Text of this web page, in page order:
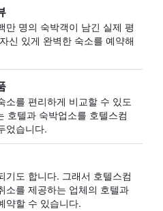
만 명의 숙박객이 남긴 실제 평
신 있게 완벽한 숙소를 예약해
소를 편리하게 비교할 수 있도
호텔과 숙박업소를 호텔스컴
었습니다.
기도 합니다. ​그래서 호텔스컴
소를 제공하는 업체의 호텔과
약할 수 있습니다.